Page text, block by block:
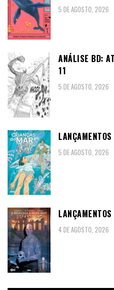
5 DE AGOSTO, 2026
ANÁLISE BD:
11
5 DE AGOSTO, 2026
5 DE AGOSTO, 2026
4 DE AGOSTO, 2026